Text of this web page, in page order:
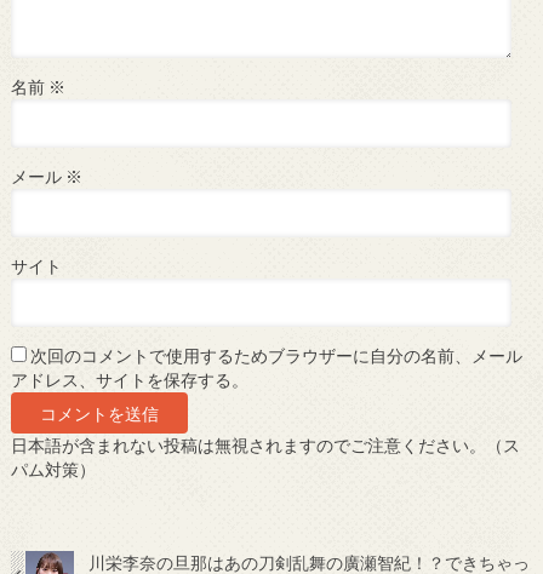
名前 ※
メール ※
サイト
次回のコメントで使用するためブラウザーに自分の名前、メール
アドレス、サイトを保存する。
日本語が含まれない投稿は無視されますのでご注意ください。（ス
パム対策）
川栄李奈の旦那はあの刀剣乱舞の廣瀬智紀！？できちゃっ